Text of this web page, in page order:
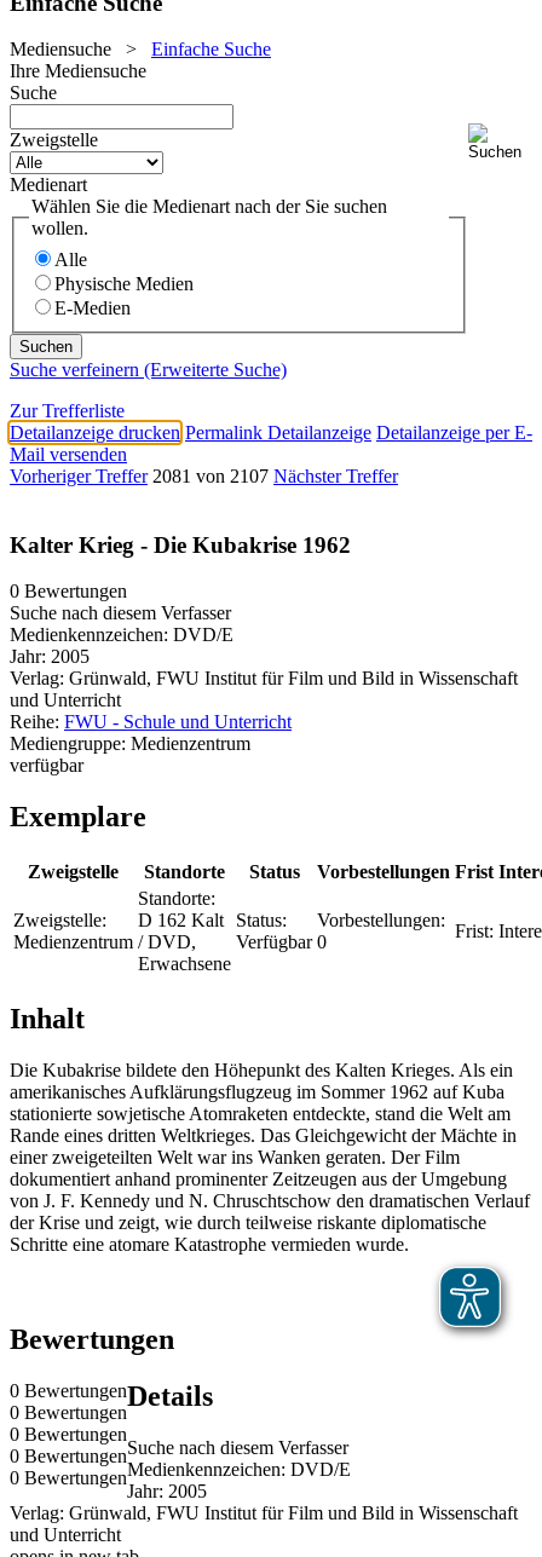
Mediensuche > Einfache Suche
Ihre Mediensuche
Suche
Zweigstelle
Medienart
Wählen Sie die Medienart nach der Sie suchen
wollen.
Alle
Physische Medien
E-Medien
Suche verfeinern (Erweiterte Suche)
Zur Trefferliste
Detailanzeige drucken Permalink Detailanzeige Detailanzeige per E-
Mail versenden
Vorheriger Treffer 2081 von 2107 Nächster Treffer
Kalter Krieg - Die Kubakrise 1962
0 Bewertungen
Suche nach diesem Verfasser
Medienkennzeichen: DVD/E
Jahr: 2005
Verlag: Grünwald, FWU Institut für Film und Bild in Wissenschaft
und Unterricht
Reihe: FWU - Schule und Unterricht
Mediengruppe: Medienzentrum
verfügbar
Exemplare
Zweigstelle Standorte Status Vorbestellungen Frist
Zweigstelle:
Medienzentrum
Standorte:
D 162 Kalt
/ DVD,
Erwachsene
Status:
Verfügbar
Vorbestellungen:
0
Frist:
Inhalt
Die Kubakrise bildete den Höhepunkt des Kalten Krieges. Als ein
amerikanisches Aufklärungsflugzeug im Sommer 1962 auf Kuba
stationierte sowjetische Atomraketen entdeckte, stand die Welt am
Rande eines dritten Weltkrieges. Das Gleichgewicht der Mächte in
einer zweigeteilten Welt war ins Wanken geraten. Der Film
dokumentiert anhand prominenter Zeitzeugen aus der Umgebung
von J. F. Kennedy und N. Chruschtschow den dramatischen Verlauf
der Krise und zeigt, wie durch teilweise riskante diplomatische
Schritte eine atomare Katastrophe vermieden wurde.
Bewertungen
0 Bewertungen
0 Bewertungen
0 Bewertungen
0 Bewertungen
0 Bewertungen
Details
Suche nach diesem Verfasser
Medienkennzeichen: DVD/E
Jahr: 2005
Verlag: Grünwald, FWU Institut für Film und Bild in Wissenschaft
und Unterricht